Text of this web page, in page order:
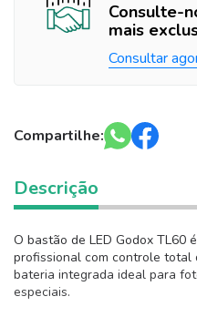
Consulte-
mais
Consultar
Compartilhe:
Descrição
O bastão de LED Godox TL60
profissional com controle total
bateria integrada ideal para
especiais.